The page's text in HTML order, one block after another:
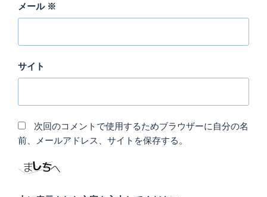
メール ※
サイト
次回のコメントで使用するためブラウザーに自分の名
前、メールアドレス、サイトを保存する。